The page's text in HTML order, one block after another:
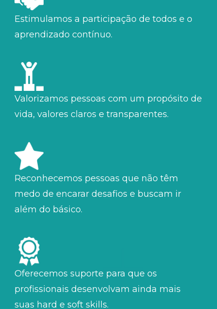
Estimulamos a participação de todos e o
aprendizado contínuo.
Valorizamos pessoas com um propósito de
vida, valores claros e transparentes.
Reconhecemos pessoas que não têm
medo de encarar desafios e buscam ir
além do básico.
Oferecemos suporte para que os
profissionais desenvolvam ainda mais
suas hard e soft skills.